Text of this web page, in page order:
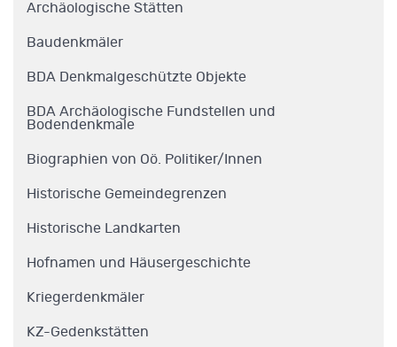
Archäologische Stätten
Baudenkmäler
BDA Denkmalgeschützte Objekte
BDA Archäologische Fundstellen und
Bodendenkmale
Biographien von Oö. Politiker/Innen
Historische Gemeindegrenzen
Historische Landkarten
Hofnamen und Häusergeschichte
Kriegerdenkmäler
KZ-Gedenkstätten